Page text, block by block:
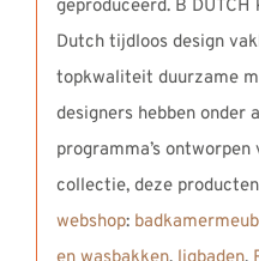
geproduceerd. B
Dutch tijdloos design
topkwaliteit duurzame
designers hebben onder
programma’s
collectie, deze
webshop: